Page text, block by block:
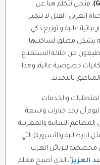
، فنحن نتكلم هنا عن
العربي. الفلل لا تتميز
عالية و توزيع ذكي
بشكل مطلق لساكنيها.
من خلاله الاستمتاع
خصوصية عالية، وهذا
بالتحديد.
والخدمات
أن يجد خيارات واسعة
المطاعم اللبنانية والمغربية
الإيطالية والآسيوية) التي
مخصصة للزبائن العرب.
العزيز“، الذي أصبح معلم